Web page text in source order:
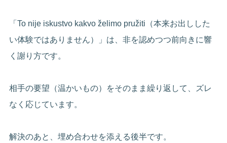
「To nije iskustvo kakvo želimo pružiti（本来お出しした
い体験ではありません）」は、非を認めつつ前向きに響
く謝り方です。
相手の要望（温かいもの）をそのまま繰り返して、ズレ
なく応じています。
解決のあと、埋め合わせを添える後半です。